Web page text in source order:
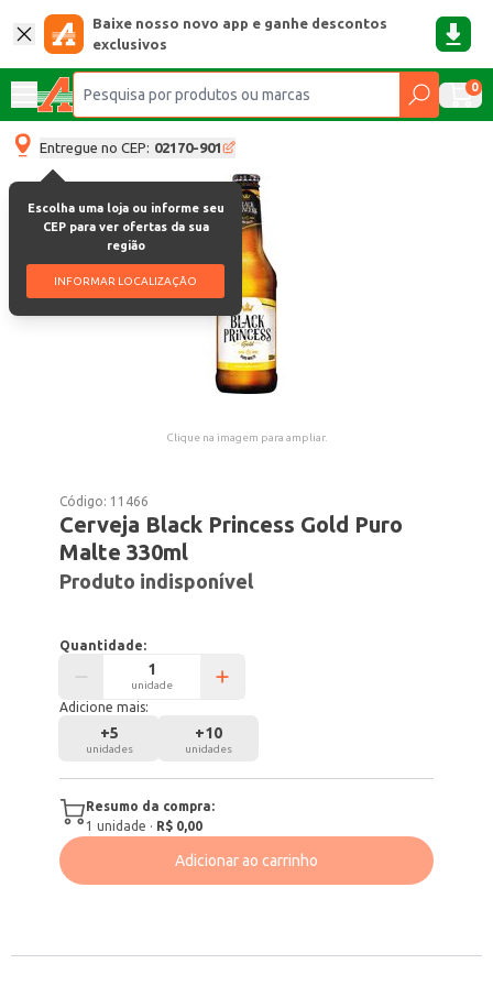
Baixe nosso novo app e ganhe descontos
exclusivos
0
Entregue no CEP: 02170-901
Escolha uma loja ou informe seu
CEP para ver ofertas da sua
região
INFORMAR LOCALIZAÇÃO
Clique na imagem para ampliar.
Código: 11466
Cerveja Black Princess Gold Puro
Malte 330ml
Produto indisponível
Quantidade:
unidade
Adicione mais:
+5
unidades
+10
unidades
Resumo da compra:
1 unidade · R$ 0,00
Adicionar ao carrinho